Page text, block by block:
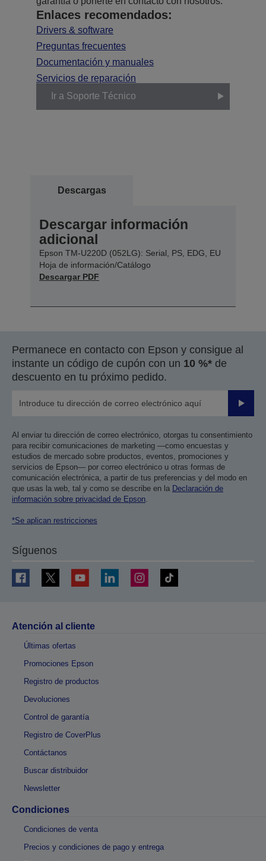
Enlaces recomendados:
Drivers & software
Preguntas frecuentes
Documentación y manuales
Servicios de reparación
Ir a Soporte Técnico
Descargas
Descargar información
adicional
Epson TM-U220D (052LG): Serial, PS, EDG, EU
Hoja de información/Catálogo
Descargar PDF
Permanece en contacto con Epson y consigue al
instante un código de cupón con un 10 %* de
descuento en tu próximo pedido.
Enviar
Al enviar tu dirección de correo electrónico, otorgas tu consentimiento
para recibir comunicaciones de marketing —como encuestas y
estudios de mercado sobre productos, eventos, promociones y
servicios de Epson— por correo electrónico u otras formas de
comunicación electrónica, a partir de tus preferencias y del modo en
que usas la web, tal y como se describe en la Declaración de
información sobre privacidad de Epson
*Se aplican restricciones
Síguenos
Atención al cliente
Últimas ofertas
Promociones Epson
Registro de productos
Devoluciones
Control de garantía
Registro de CoverPlus
Contáctanos
Buscar distribuidor
Newsletter
Condiciones
Condiciones de venta
Precios y condiciones de pago y entrega